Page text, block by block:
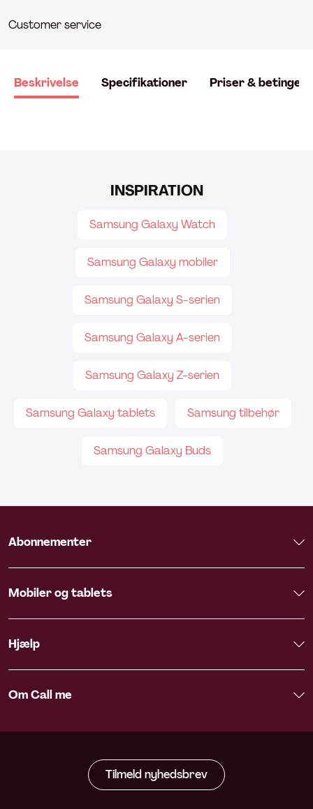
Customer service
Beskrivelse Specifikationer Priser &
INSPIRATION
Samsung Galaxy Watch
Samsung Galaxy mobiler
Samsung Galaxy S-serien
Samsung Galaxy A-serien
Samsung Galaxy Z-serien
Samsung Galaxy tablets Samsung tilbehør
Samsung Galaxy Buds
Abonnementer
Mobiler og tablets
Hjælp
Om Call me
Tilmeld nyhedsbrev